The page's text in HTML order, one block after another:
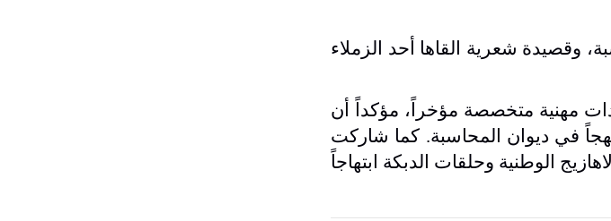
وقصيدة شعرية القاها أحد الزملاء
مهنية متخصصة مؤخراً، مؤكداً أن
في ديوان المحاسبة. كما شاركت
الوطنية وحلقات الدبكة ابتهاجاً